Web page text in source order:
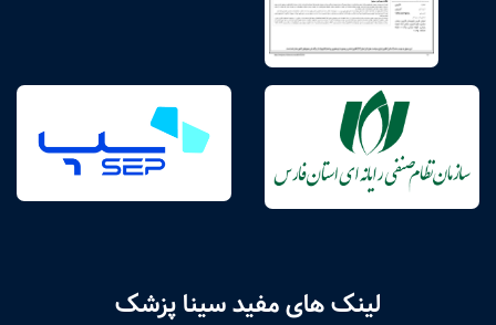
لینک های مفید سینا پزشک